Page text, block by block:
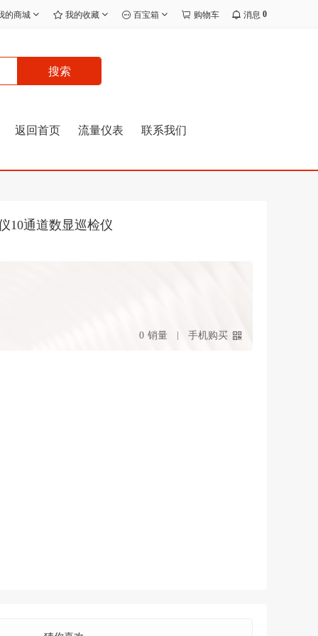
的商城 我的收藏 百宝箱 购物车 消息 0
搜索
返回首页 流量仪表 联系我们
10通道数显巡检仪
0 销量 手机购买